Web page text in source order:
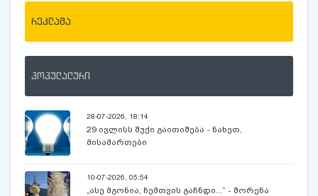
რეკლამა
პოპულალური
28-07-2026, 18:14
29 ივლისს შუქი გაითიშება - ნახეთ,
მისამართები
10-07-2026, 05:54
„ასე მგონია, ჩემთვის გაჩნდი...“ - შორენა